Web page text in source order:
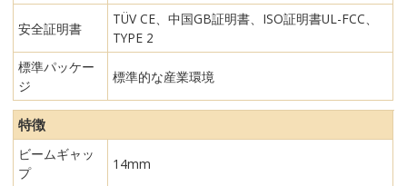
安全証明書
TÜV CE、中国GB証明書、ISO証明書UL-FCC、
TYPE 2
標準パッケー
ジ
標準的な産業環境
特徴
ビームギャッ
プ
14mm